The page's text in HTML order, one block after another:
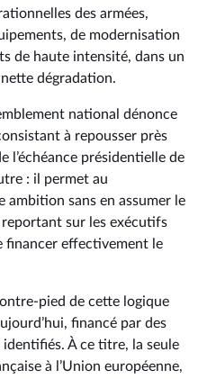
des armées,
de modernisation
de haute intensité, dans un
dégradation.
national dénonce
à repousser près
l’échéance présidentielle de
: il permet au
ambition sans en assumer le
sur les exécutifs
financer effectivement le
pied de cette logique
financé par des
À ce titre, la seule
à l’Union européenne,